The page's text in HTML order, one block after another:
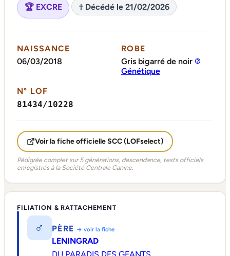
🏆 EXCRE † Décédé le 21/02/2026
NAISSANCE
06/03/2018
ROBE
Gris bigarré de noir
Génétique
N° LOF
81434/10228
Voir la fiche officielle SCC (LOFselect)
Pédigrée complet sur 5 générations, descendance, tests officiels
enregistrés à la Société Centrale Canine.
FILIATION & RATTACHEMENT
♂ PÈRE → voir la fiche
LENINGRAD